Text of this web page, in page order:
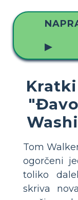
▶
Tom
ogorčeni
toliko
skriva